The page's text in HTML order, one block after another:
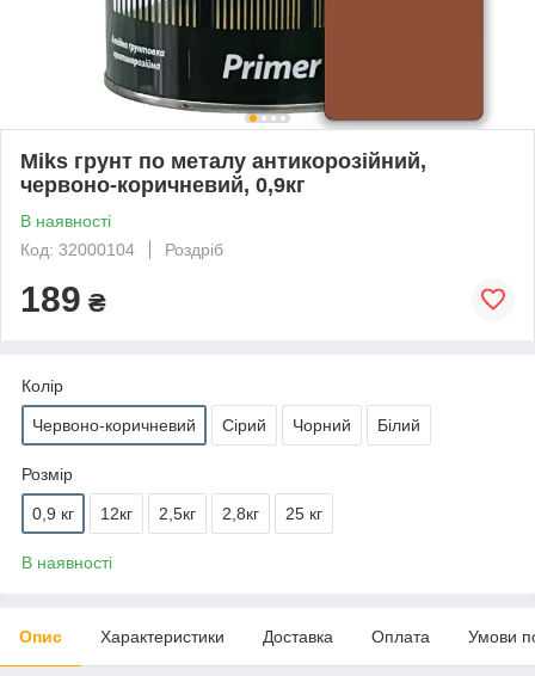
Miks грунт по металу антикорозійний,
червоно-коричневий, 0,9кг
В наявності
Код: 32000104
Роздріб
189 ₴
Колір
Червоно-коричневий Сірий Чорний Білий
Розмір
0,9 кг 12кг 2,5кг 2,8кг 25 кг
В наявності
Опис Характеристики Доставка Оплата Умови